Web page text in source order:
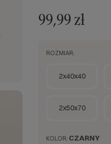
99,99 zł
ROZMIAR:
2x40x40
2x50x70
KOLOR: CZARNY